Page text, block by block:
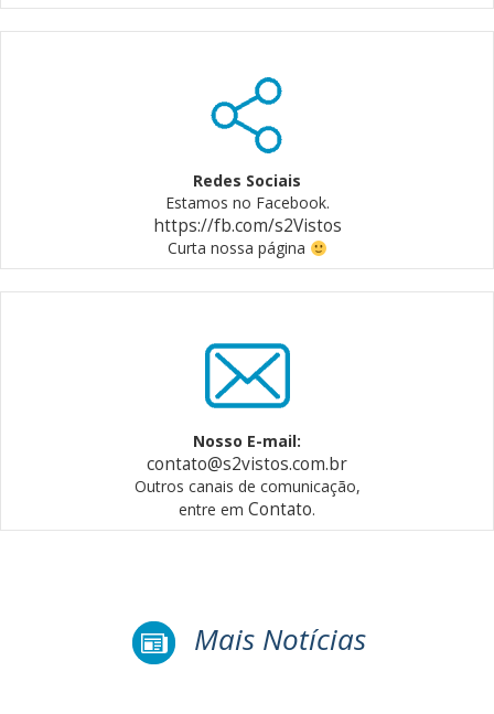
Redes Sociais
Estamos no Facebook.
https://fb.com/s2Vistos
Curta nossa página
Nosso E-mail:
contato@s2vistos.com.br
Outros canais de comunicação,
entre em Contato.
Mais Notícias